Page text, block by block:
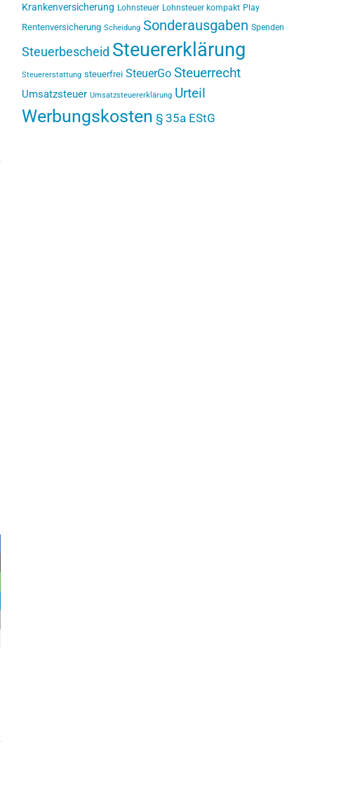
Krankenversicherung Lohnsteuer Lohnsteuer kompakt Play
Rentenversicherung Scheidung Sonderausgaben Spenden
Steuerbescheid Steuererklärung
Steuererstattung steuerfrei SteuerGo Steuerrecht
Umsatzsteuer Umsatzsteuererklärung Urteil
Werbungskosten § 35a EStG